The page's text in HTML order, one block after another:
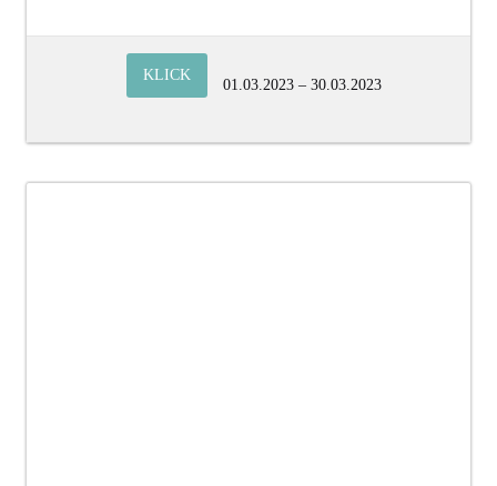
KLICK
01.03.2023 – 30.03.2023